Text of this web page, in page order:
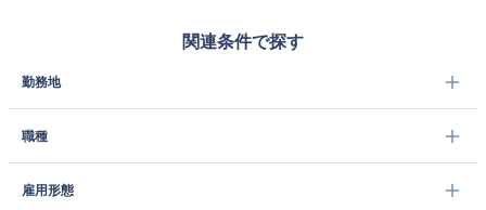
関連条件で探す
勤務地
職種
雇用形態